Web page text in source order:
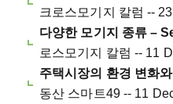
크로스모기지 칼럼 --
다양한 모기지 종류 –
로스모기지 칼럼 -- 11
주택시장의 환경 변화
동산 스마트49 -- 11